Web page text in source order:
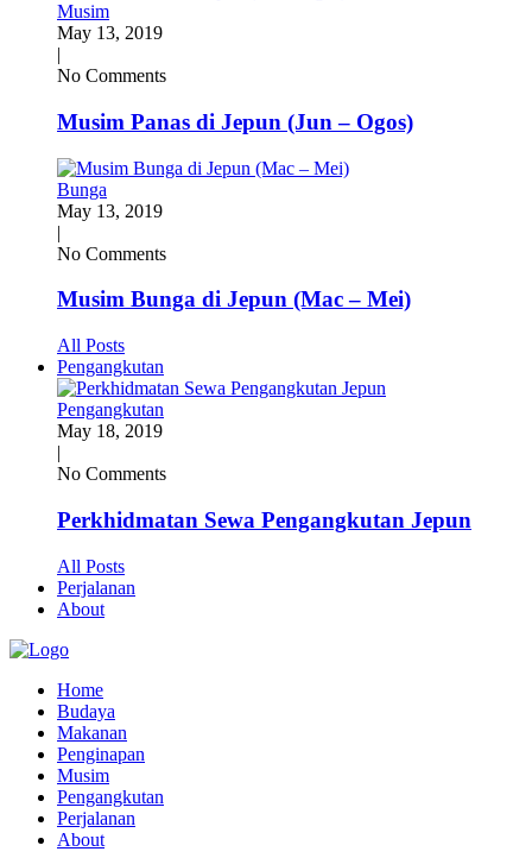
Musim
May 13, 2019
|
No Comments
Musim Panas di Jepun (Jun – Ogos)
Bunga
May 13, 2019
|
No Comments
Musim Bunga di Jepun (Mac – Mei)
All Posts
Pengangkutan
Pengangkutan
May 18, 2019
|
No Comments
Perkhidmatan Sewa Pengangkutan Jepun
All Posts
Perjalanan
About
Home
Budaya
Makanan
Penginapan
Musim
Pengangkutan
Perjalanan
About